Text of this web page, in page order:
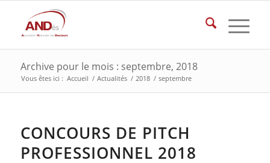
Archive pour le mois : septembre, 2018
Vous êtes ici : Accueil / Actualités / 2018 / septembre
CONCOURS DE PITCH
PROFESSIONNEL 2018